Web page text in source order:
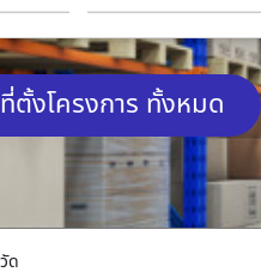
ที่ตั้งโครงการ ทั้งหมด